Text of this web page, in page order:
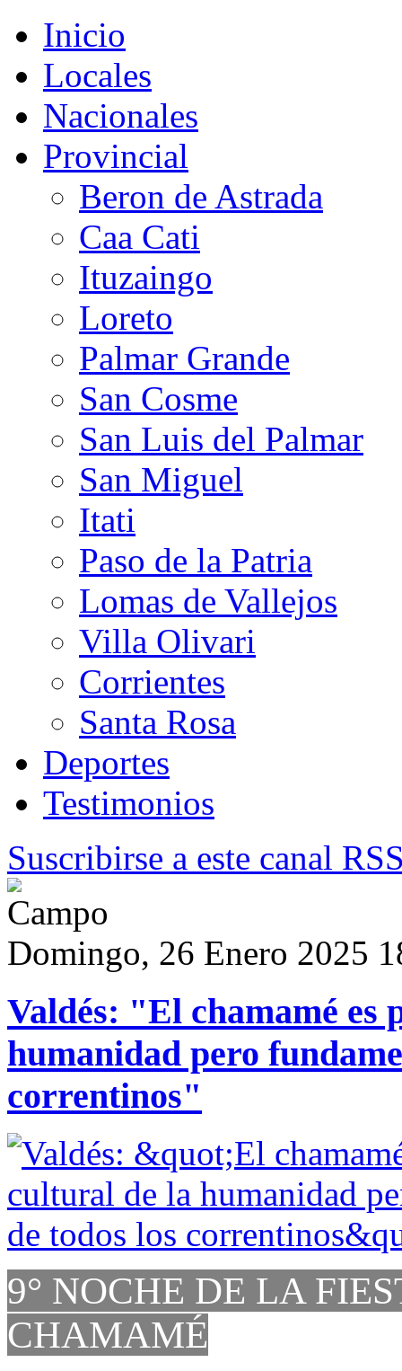
Inicio
Locales
Nacionales
Provincial
Beron de Astrada
Caa Cati
Ituzaingo
Loreto
Palmar Grande
San Cosme
San Luis del Palmar
San Miguel
Itati
Paso de la Patria
Lomas de Vallejos
Villa Olivari
Corrientes
Santa Rosa
Deportes
Testimonios
Suscribirse a este canal
Domingo, 26 Enero 2025
Valdés: "El chamamé
humanidad pero
correntinos"
9° NOCHE DE LA
CHAMAMÉ